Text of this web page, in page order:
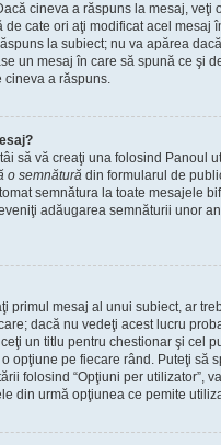
cineva a răspuns la mesaj, veţi
cate ori aţi modificat acel mesaj
la subiect; nu va apărea
un mesaj în care să spună ce şi
cineva a răspuns.
să vă creaţi una folosind Panoul
o semnătură din formularul de
semnătura la toate mesajele
adăugarea semnăturii unor
primul mesaj al unui subiect, ar
dacă nu vedeţi acest lucru
un titlu pentru chestionar şi cel
opţiune pe fiecare rând. Puteţi să
folosind “Opţiuni per utilizator”,
din urmă opţiunea ce pemite